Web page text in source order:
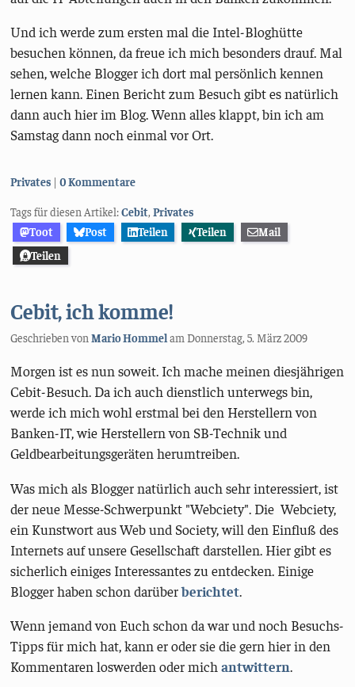
Und ich werde zum ersten mal die Intel-Bloghütte
besuchen können, da freue ich mich besonders drauf. Mal
sehen, welche Blogger ich dort mal persönlich kennen
lernen kann. Einen Bericht zum Besuch gibt es natürlich
dann auch hier im Blog. Wenn alles klappt, bin ich am
Samstag dann noch einmal vor Ort.
Kategorien:
Privates 0 Kommentare
Tags für diesen Artikel:Cebit,Privates
Toot
Post Teilen Teilen
Mail
Teilen
Cebit, ich komme!
Geschrieben vonMario HommelamDonnerstag, 5. März 2009
Morgen ist es nun soweit. Ich mache meinen diesjährigen
Cebit-Besuch. Da ich auch dienstlich unterwegs bin,
werde ich mich wohl erstmal bei den Herstellern von
Banken-IT, wie Herstellern von SB-Technik und
Geldbearbeitungsgeräten herumtreiben.
Was mich als Blogger natürlich auch sehr interessiert, ist
der neue Messe-Schwerpunkt "Webciety". Die Webciety,
ein Kunstwort aus Web und Society, will den Einfluß des
Internets auf unsere Gesellschaft darstellen. Hier gibt es
sicherlich einiges Interessantes zu entdecken. Einige
Blogger haben schon darüberberichtet.
Wenn jemand von Euch schon da war und noch Besuchs-
Tipps für mich hat, kann er oder sie die gern hier in den
Kommentaren loswerden oder michantwittern.